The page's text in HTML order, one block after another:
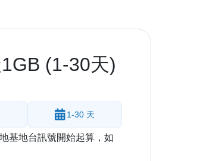
(1-30天)
1-30 天
基地台訊號開始起算，如